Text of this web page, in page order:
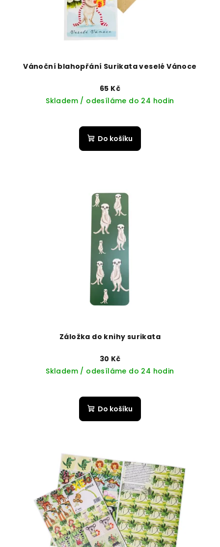
Vánoční blahopřání Surikata veselé Vánoce
65 Kč
Skladem / odesíláme do 24 hodin
Do košíku
Záložka do knihy surikata
30 Kč
Skladem / odesíláme do 24 hodin
Do košíku